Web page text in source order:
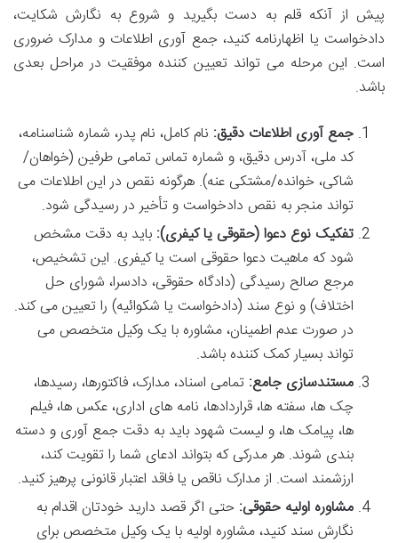
پیش از آنکه قلم به دست بگیرید و شروع به نگارش شکایت،
دادخواست یا اظهارنامه کنید، جمع آوری اطلاعات و مدارک ضروری
است. این مرحله می تواند تعیین کننده موفقیت در مراحل بعدی
باشد.
جمع آوری اطلاعات دقیق: نام کامل، نام پدر، شماره شناسنامه،
کد ملی، آدرس دقیق، و شماره تماس تمامی طرفین (خواهان/
شاکی، خوانده/مشتکی عنه). هرگونه نقص در این اطلاعات می
تواند منجر به نقص دادخواست و تأخیر در رسیدگی شود.
تفکیک نوع دعوا (حقوقی یا کیفری): باید به دقت مشخص
شود که ماهیت دعوا حقوقی است یا کیفری. این تشخیص،
مرجع صالح رسیدگی (دادگاه حقوقی، دادسرا، شورای حل
اختلاف) و نوع سند (دادخواست یا شکوائیه) را تعیین می کند.
در صورت عدم اطمینان، مشاوره با یک وکیل متخصص می
تواند بسیار کمک کننده باشد.
مستندسازی جامع: تمامی اسناد، مدارک، فاکتورها، رسیدها،
چک ها، سفته ها، قراردادها، نامه های اداری، عکس ها، فیلم
ها، پیامک ها، و لیست شهود باید به دقت جمع آوری و دسته
بندی شوند. هر مدرکی که بتواند ادعای شما را تقویت کند،
ارزشمند است. از مدارک ناقص یا فاقد اعتبار قانونی پرهیز کنید.
مشاوره اولیه حقوقی: حتی اگر قصد دارید خودتان اقدام به
نگارش سند کنید، مشاوره اولیه با یک وکیل متخصص برای